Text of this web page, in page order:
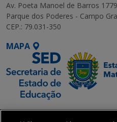
Av. Poeta Manoel de Barros
Parque dos Poderes - Campo
CEP.: 79.031-350
MAPA
SETDIG | Secretaria-